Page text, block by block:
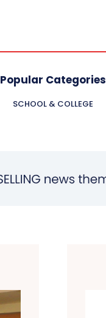
Popular Categories
SCHOOL & COLLEGE